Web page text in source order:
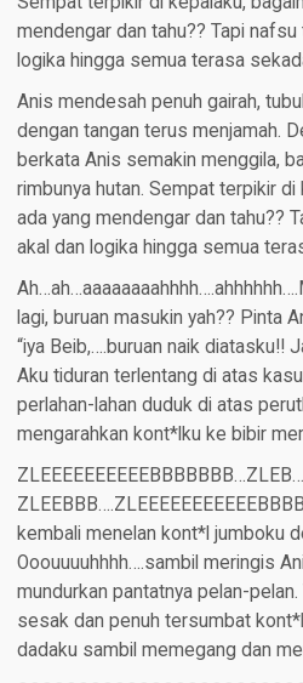
mendengar dan tahu?? Tapi
logika hingga semua terasa
Anis mendesah penuh gairah,
dengan tangan terus menjamah.
berkata Anis semakin menggila,
rimbunya hutan. Sempat terpikir di
ada yang mendengar dan tahu??
akal dan logika hingga semua
lagi, buruan masukin yah?? Pinta
“iya Beib,….buruan naik diatasku!!
Aku tiduran terlentang di atas
perlahan-lahan duduk di atas
mengarahkan kont*lku ke bibir
ZLEEEEEEEEEEBBBBBBB…ZLEB…
kembali menelan kont*l jumboku
Ooouuuuhhhh….sambil meringis
mundurkan pantatnya pelan-
sesak dan penuh tersumbat
dadaku sambil memegang dan